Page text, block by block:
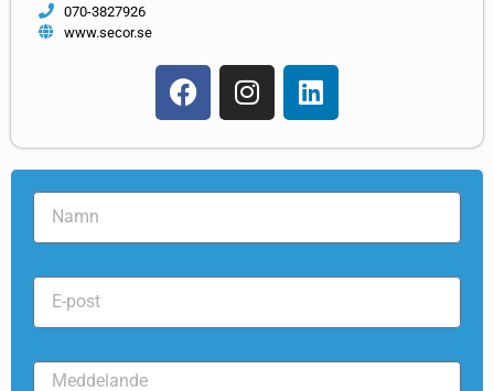
070-3827926
www.secor.se